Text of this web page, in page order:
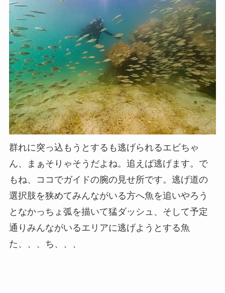
群れに突っ込もうとするも逃げられるエビちゃ
ん、まぁそりゃそうだよね。追えば逃げます。で
もね、ココでガイドの腕の見せ所です。逃げ道の
選択肢を狭めてみんながいる方へ魚を追いやろう
となかっちょ弧を描いて猛ダッシュ、そして予定
通りみんながいるエリアに逃げようとする魚
た、、、ち、、、